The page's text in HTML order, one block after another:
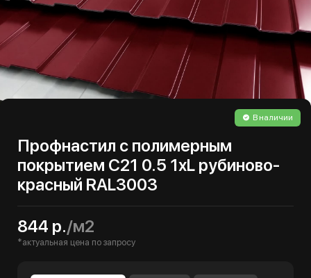
В наличии
Профнастил с полимерным
покрытием С21 0.5 1хL рубиново-
красный RAL3003
844 р./м2
*актуальная цена по запросу